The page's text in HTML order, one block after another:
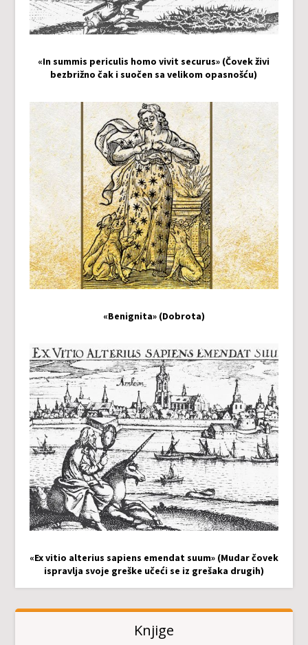
«In summis periculis homo vivit securus» (Čovek živi
bezbrižno čak i suočen sa velikom opasnošću)
«Benignita» (Dobrota)
«Ex vitio alterius sapiens emendat suum» (Mudar čovek
ispravlja svoje greške učeći se iz grešaka drugih)
Knjige